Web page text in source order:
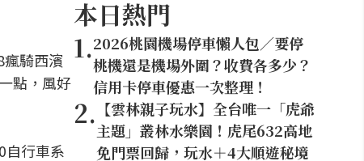
騎西濱
點，風好
自行車系
本日熱門
1.2026桃園機場停車懶人包／要停
桃機還是機場外圍？收費各多少？
信用卡停車優惠一次整理！
2. 【雲林親子玩水】全台唯一「虎爺
主題」叢林水樂園！虎尾632高地
免門票回歸，玩水＋4大順遊秘境